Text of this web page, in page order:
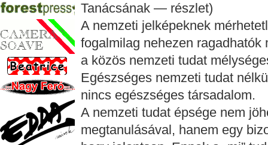
Tanácsának — részlet)
A nemzeti jelképeknek
fogalmilag nehezen
a közös nemzeti tudat
Egészséges nemzeti tudat
nincs egészséges társadalom.
A nemzeti tudat épsége nem
megtanulásával, hanem egy